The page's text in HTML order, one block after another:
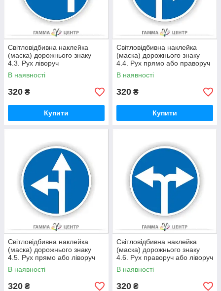
Світловідбивна наклейка
(маска) дорожнього знаку
4.3. Рух ліворуч
В наявності
320 ₴
Купити
Світловідбивна наклейка
(маска) дорожнього знаку
4.4. Рух прямо або праворуч
В наявності
320 ₴
Купити
Світловідбивна наклейка
(маска) дорожнього знаку
4.5. Рух прямо або ліворуч
В наявності
320 ₴
Світловідбивна наклейка
(маска) дорожнього знаку
4.6. Рух праворуч або ліворуч
В наявності
320 ₴